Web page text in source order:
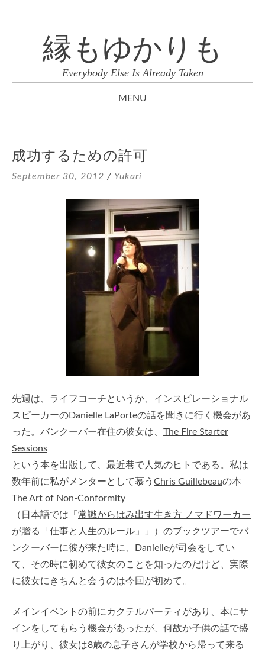
縁もゆかりも
Everybody Else Is Already Taken
MENU
CONTENT
成功するための許可
September 30, 2012 / Yukari
先週は、ライフコーチというか、インスピレーショナル
スピーカーのDanielle LaPorteの話を聞きに行く機会があ
った。バンクーバー在住の彼女は、 The Fire Starter
Sessions
という本を出版して、最近巷で人気のヒトである。私は
数年前に私がメンターとして慕う Chris Guillebeauの本
The Art of Non-Conformity
（日本語では「 常識からはみ出す生き方 ノマドワーカー
が贈る「仕事と人生のルール」
」）のブックツアーでバ
ンクーバーに彼が来た時に、Danielleが司会をしてい
て、その時に初めて彼女のことを知ったのだけど、実際
に彼女にきちんと会うのは今回が初めて。
メインイベントの前にカクテルパーティがあり、本にサ
インをしてもらう機会があったが、何故か子供の話で盛
り上がり、彼女は8歳の息子さんが学校から帰って来る